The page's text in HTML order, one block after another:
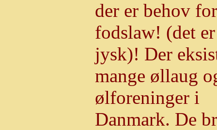
der er behov
fodslaw! (det
jysk)! Der
mange øllaug
ølforeninger i
Danmark. De